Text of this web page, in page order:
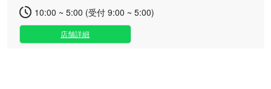
10:00 ~ 5:00 (受付 9:00 ~ 5:00)
店舗詳細